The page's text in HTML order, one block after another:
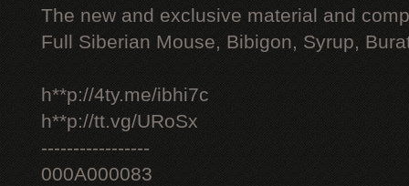
The new and exclusive material and
Full Siberian Mouse, Bibigon, Syrup,
h**p://4ty.me/ibhi7c
h**p://tt.vg/URoSx
-----------------
000A000083